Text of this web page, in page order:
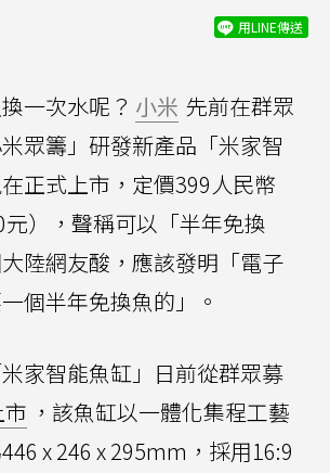
用LINE傳送
一次水呢？ 小米 先前在群眾
眾籌」研發新產品「米家智
正式上市，定價399人民幣
元），聲稱可以「半年免換
陸網友酸，應該發明「電子
個半年免換魚的」。
家智能魚缸」日前從群眾募
，該魚缸以一體化集程工藝
x 246 x 295mm，採用16:9